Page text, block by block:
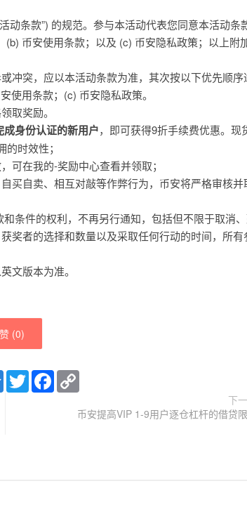
动条款”) 的规范。参与本活动代表您同意本活动条
币安使用条款；以及 (c) 币安隐私政策；以上附
冲突，应以本活动条款为准，其次按以下优先顺序
使用条款；(c) 币安隐私政策。
取奖励。
成身份认证的新用户，即可获得9折手续费优惠。现
时效性；
可在我的-奖励中心查看并领取；
买自卖、相互对敲等作弊行为，币安将严格审核并
条件的权利，不再另行通知，包括但不限于取消
奖者的选择和数量以及采取任何行动的时间，所有
文版本为准。
赞 (0)
QzoneTwitterFacebook
下
币安提高VIP 1-9用户逐仓杠杆的借贷